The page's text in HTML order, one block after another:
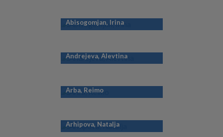
Abisogomjan, Irina
Andrejeva, Alevtina
Arba, Reimo
Arhipova, Natalja